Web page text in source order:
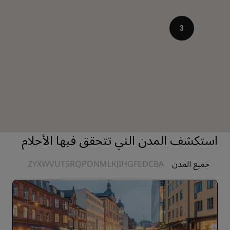
3
استكشف المدن التي تتحقق فيها الأحلام
جميع المدن A
B
C
D
E
F
G
H
I
J
K
L
M
N
O
P
Q
R
S
T
U
V
W
X
Y
Z